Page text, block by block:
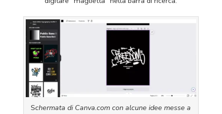
Schermata di Canva.com con alcune idee messe a